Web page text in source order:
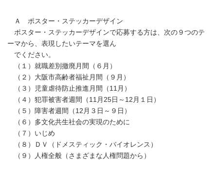
Ａ ポスター・ステッカーデザイン
ポスター・ステッカーデザインで応募する方は、次の９つのテ
ーマから、表現したいテーマを選ん
でください。
（１）就職差別撤廃月間（６月）
（２）大阪市高齢者福祉月間（９月）
（３）児童虐待防止推進月間（11月）
（４）犯罪被害者週間（11月25日～12月１日）
（５）障害者週間（12月３日～９日）
（６）多文化共生社会の実現のために
（７）いじめ
（８）ＤＶ（ドメスティック・バイオレンス）
（９）人権全般（さまざまな人権問題から）